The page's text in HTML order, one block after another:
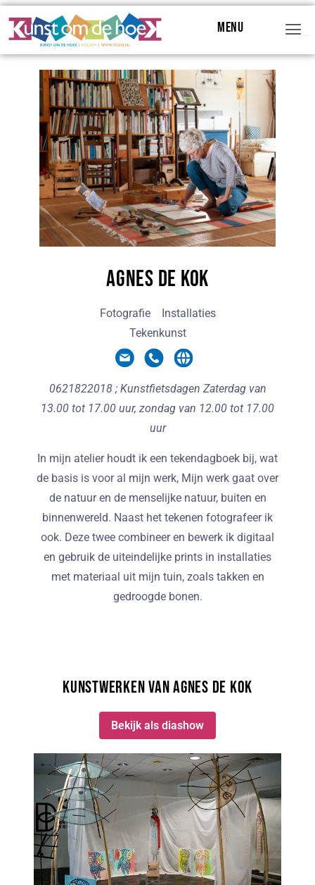
Menu
Agnes de Kok
Fotografie
Installaties
Tekenkunst
0621822018 ; Kunstfietsdagen Zaterdag van
13.00 tot 17.00 uur, zondag van 12.00 tot 17.00
uur
In mijn atelier houdt ik een tekendagboek bij, wat
de basis is voor al mijn werk, Mijn werk gaat over
de natuur en de menselijke natuur, buiten en
binnenwereld. Naast het tekenen fotografeer ik
ook. Deze twee combineer en bewerk ik digitaal
en gebruik de uiteindelijke prints in installaties
met materiaal uit mijn tuin, zoals takken en
gedroogde bonen.
Kunstwerken van Agnes de Kok
Bekijk als diashow